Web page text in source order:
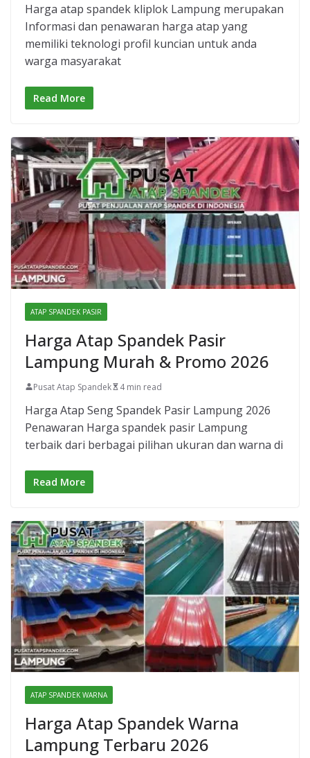
Harga atap spandek kliplok Lampung merupakan
Informasi dan penawaran harga atap yang
memiliki teknologi profil kuncian untuk anda
warga masyarakat
Read More
ATAP SPANDEK PASIR
Harga Atap Spandek Pasir
Lampung Murah & Promo 2026
Pusat Atap Spandek 4 min read
Harga Atap Seng Spandek Pasir Lampung 2026
Penawaran Harga spandek pasir Lampung
terbaik dari berbagai pilihan ukuran dan warna di
Read More
ATAP SPANDEK WARNA
Harga Atap Spandek Warna
Lampung Terbaru 2026